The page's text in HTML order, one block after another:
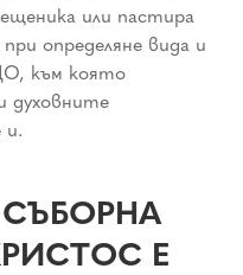
или пастира
определяне вида и
към която
духовните
и.
Е